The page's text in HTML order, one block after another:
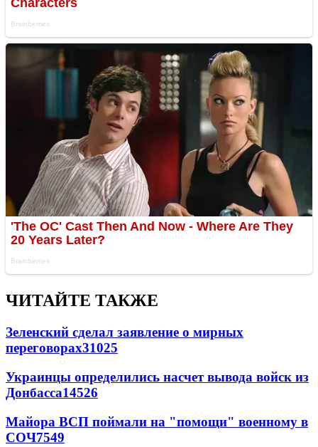
ЧИТАЙТЕ ТАКЖЕ
Зеленский сделал заявление о мирных
переговорах31025
Украинцы определились насчет вывода войск из
Донбасса14526
Майора ВСП поймали на "помощи" военному в
СОЧ7549